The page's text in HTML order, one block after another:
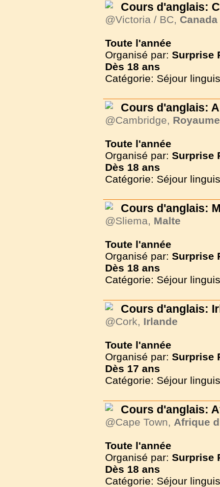
Cours d'anglais:
@Victoria / BC, Canada
Toute l'année
Organisé par: Surprise
Dès 18 ans
Catégorie: Séjour
Cours d'anglais:
@Cambridge,
Toute l'année
Organisé par: Surprise
Dès 18 ans
Catégorie: Séjour
Cours d'anglais:
@Sliema, Malte
Toute l'année
Organisé par: Surprise
Dès 18 ans
Catégorie: Séjour
Cours d'anglais:
@Cork, Irlande
Toute l'année
Organisé par: Surprise
Dès 17 ans
Catégorie: Séjour
Cours d'anglais:
@Cape Town, Afrique
Toute l'année
Organisé par: Surprise
Dès 18 ans
Catégorie: Séjour